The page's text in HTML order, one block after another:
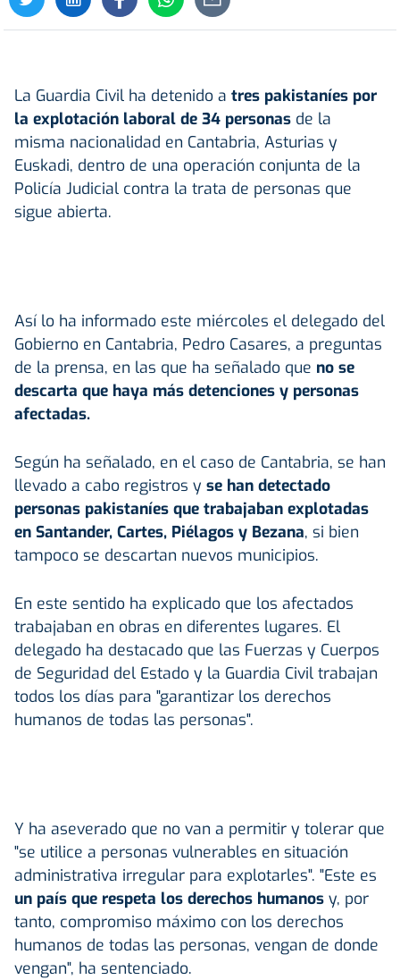
La Guardia Civil ha detenido a tres pakistaníes por
la explotación laboral de 34 personas de la
misma nacionalidad en Cantabria, Asturias y
Euskadi, dentro de una operación conjunta de la
Policía Judicial contra la trata de personas que
sigue abierta.
Así lo ha informado este miércoles el delegado del
Gobierno en Cantabria, Pedro Casares, a preguntas
de la prensa, en las que ha señalado que no se
descarta que haya más detenciones y personas
afectadas.
Según ha señalado, en el caso de Cantabria, se han
llevado a cabo registros y se han detectado
personas pakistaníes que trabajaban explotadas
en Santander, Cartes, Piélagos y Bezana, si bien
tampoco se descartan nuevos municipios.
En este sentido ha explicado que los afectados
trabajaban en obras en diferentes lugares. El
delegado ha destacado que las Fuerzas y Cuerpos
de Seguridad del Estado y la Guardia Civil trabajan
todos los días para "garantizar los derechos
humanos de todas las personas".
Y ha aseverado que no van a permitir y tolerar que
"se utilice a personas vulnerables en situación
administrativa irregular para explotarles". "Este es
un país que respeta los derechos humanos y, por
tanto, compromiso máximo con los derechos
humanos de todas las personas, vengan de donde
vengan", ha sentenciado.